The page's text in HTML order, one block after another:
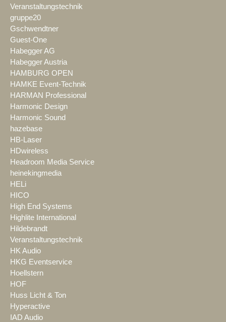
Veranstaltungstechnik
gruppe20
Gschwendtner
Guest-One
Habegger AG
Habegger Austria
HAMBURG OPEN
HAMKE Event-Technik
HARMAN Professional
Harmonic Design
Harmonic Sound
hazebase
HB-Laser
HDwireless
Headroom Media Service
heinekingmedia
HELi
HICO
High End Systems
Highlite International
Hildebrandt
Veranstaltungstechnik
HK Audio
HKG Eventservice
Hoellstern
HOF
Huss Licht & Ton
Hyperactive
IAD Audio